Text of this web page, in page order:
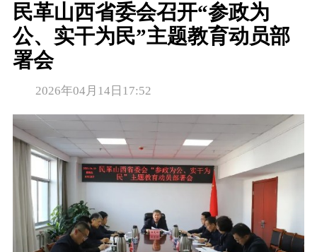
民革山西省委会召开“参政为
公、实干为民”主题教育动员部
署会
2026年04月14日17:52